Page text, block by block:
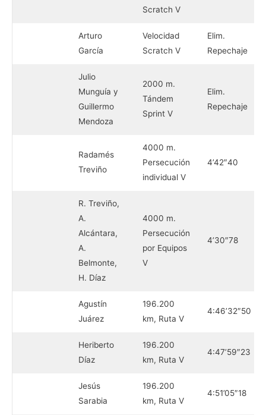
Scratch V
Arturo
García
Velocidad
Scratch V
Elim.
Repechaje
Julio
Munguía y
Guillermo
Mendoza
2000 m.
Tándem
Sprint V
Elim.
Repechaje
Radamés
Treviño
4000 m.
Persecución
individual V
4’42″40
R. Treviño,
A.
Alcántara,
A.
Belmonte,
H. Díaz
4000 m.
Persecución
por Equipos
V
4’30″78
Agustín
Juárez
196.200
km, Ruta V
4:46’32″50
Heriberto
Díaz
196.200
km, Ruta V
4:47’59″23
Jesús
Sarabia
196.200
km, Ruta V
4:51’05″18